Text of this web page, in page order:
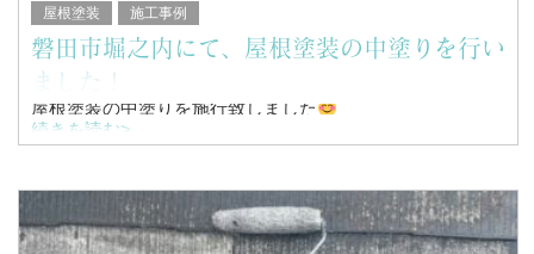
屋根塗装 施工事例
磐田市堀之内にて、屋根塗装の中塗りを行い
ました！
屋根塗装の中塗りを施行致しました
こんにちは！
続きを読む>